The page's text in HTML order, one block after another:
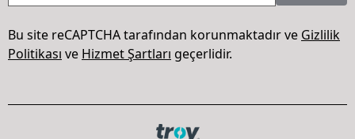
Bu site reCAPTCHA tarafından korunmaktadır ve Gizlilik
Politikası ve Hizmet Şartları geçerlidir.